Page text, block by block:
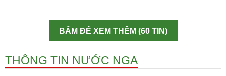
BẤM ĐỂ XEM THÊM (60 TIN)
THÔNG TIN NƯỚC NGA